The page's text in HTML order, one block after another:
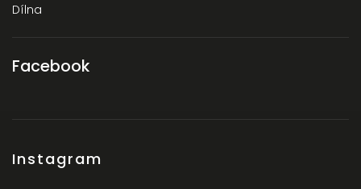
Dílna
Facebook
Instagram